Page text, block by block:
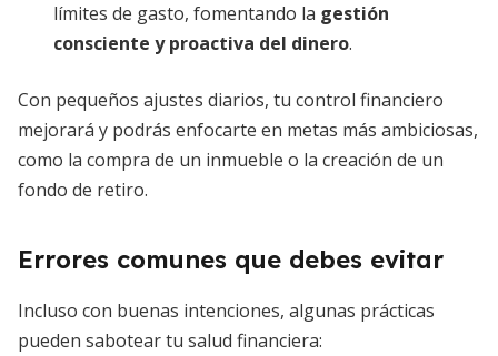
límites de gasto, fomentando la gestión
consciente y proactiva del dinero.
Con pequeños ajustes diarios, tu control financiero
mejorará y podrás enfocarte en metas más ambiciosas,
como la compra de un inmueble o la creación de un
fondo de retiro.
Errores comunes que debes evitar
Incluso con buenas intenciones, algunas prácticas
pueden sabotear tu salud financiera: